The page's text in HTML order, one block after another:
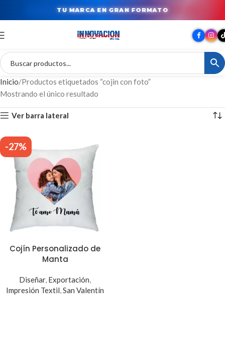
TU MARCA EN GRAN FORMATO
Inicio Productos etiquetados “cojin con foto”
Mostrando el único resultado
Ver barra lateral
-27%
Cojín Personalizado de
Manta
Diseñar, Exportación,
Impresión Textil,San Valentín